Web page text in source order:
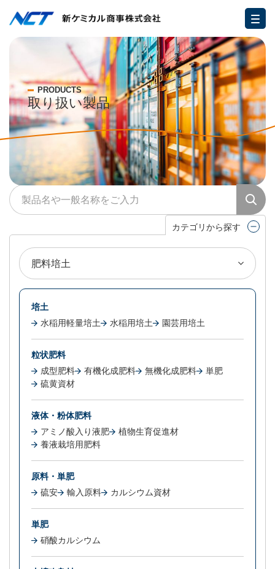
PRODUCTS
取り扱い製品
カテゴリから探す
培土
水稲用軽量培土
水稲用培土 園芸用培土
粒状肥料
成型肥料
有機化成肥料 無機化成肥料
単肥
硫黄資材
液体・粉体肥料
アミノ酸入り液肥
植物生育促進材
養液栽培用肥料
原料・単肥
硫安
輸入原料 カルシウム資材
単肥
硝酸カルシウム